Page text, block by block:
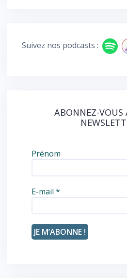
o
Suivez nos podcasts :
ABONNEZ-VOUS
Prénom
E-mail *